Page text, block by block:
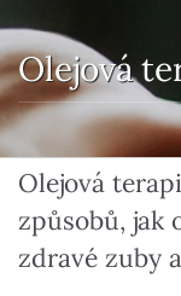
Olejová
Olejová
způsobů, jak
zdravé zuby